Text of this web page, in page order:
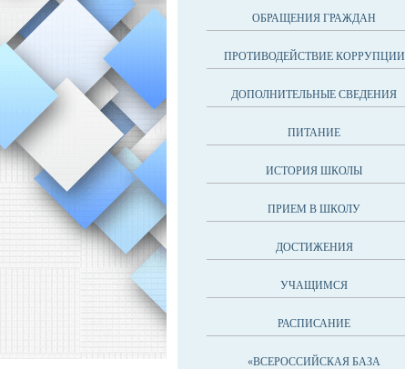
ОБРАЩЕНИЯ ГРАЖДАН
ПРОТИВОДЕЙСТВИЕ КОРРУПЦИИ
ДОПОЛНИТЕЛЬНЫЕ СВЕДЕНИЯ
ПИТАНИЕ
ИСТОРИЯ ШКОЛЫ
ПРИЕМ В ШКОЛУ
ДОСТИЖЕНИЯ
УЧАЩИМСЯ
РАСПИСАНИЕ
«ВСЕРОССИЙСКАЯ БАЗА